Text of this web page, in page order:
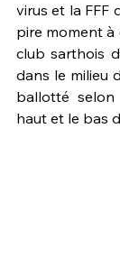
virus et la FFF
pire moment à
club sarthois
dans le milieu
ballotté
haut et le bas